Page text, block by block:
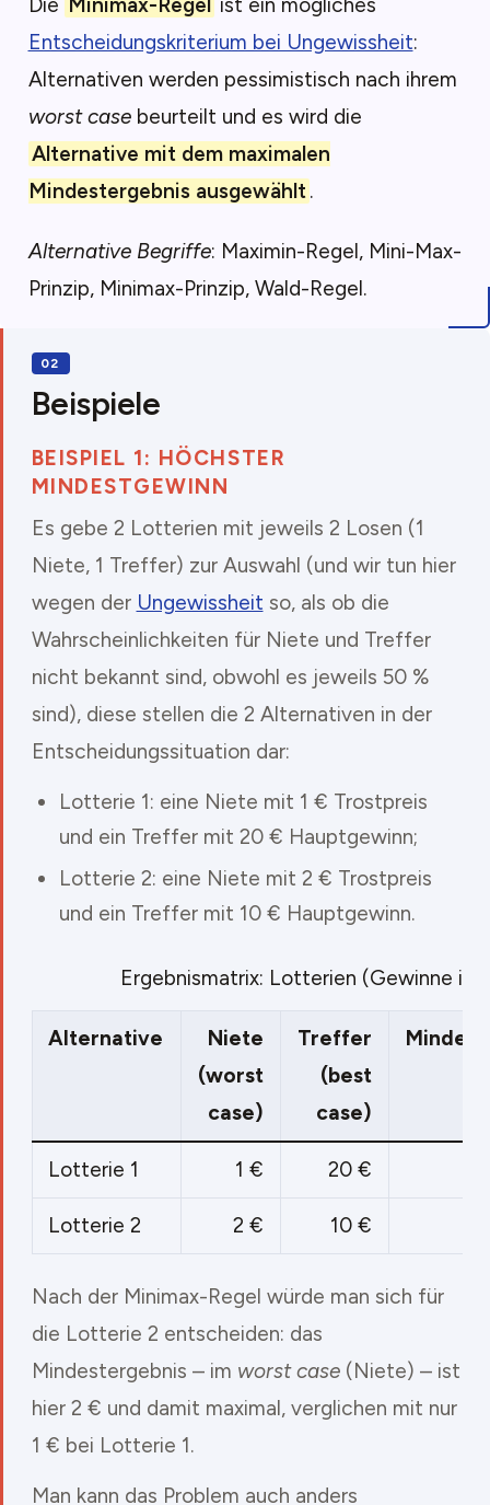
Entscheidungskriterium bei Ungewissheit:
Alternativen werden pessimistisch nach ihrem
worst casebeurteilt und es wird die
Alternative mit dem maximalen
Mindestergebnis ausgewählt.
Alternative Begriffe: Maximin-Regel, Mini-Max-
Prinzip, Minimax-Prinzip, Wald-Regel.
Beispiele
BEISPIEL 1: HÖCHSTER
MINDESTGEWINN
Es gebe 2 Lotterien mit jeweils 2 Losen (1
Niete, 1 Treffer) zur Auswahl (und wir tun hier
wegen der Ungewissheit so, als ob die
Wahrscheinlichkeiten für Niete und Treffer
nicht bekannt sind, obwohl es jeweils 50 %
sind), diese stellen die 2 Alternativen in der
Entscheidungssituation dar:
Lotterie 1: eine Niete mit 1 € Trostpreis
und ein Treffer mit 20 € Hauptgewinn;
Lotterie 2: eine Niete mit 2 € Trostpreis
und ein Treffer mit 10 € Hauptgewinn.
Ergebnismatrix: Lotterien (Gewinne in
Alternative
Niete
(worst
case)
Treffer
(best
case)
Lotterie 1 1 € 20 €
Lotterie 2 2 € 10 €
Nach der Minimax-Regel würde man sich für
die Lotterie 2 entscheiden: das
Mindestergebnis – im worst case(Niete) – ist
hier 2 € und damit maximal, verglichen mit nur
1 € bei Lotterie 1.
Man kann das Problem auch anders